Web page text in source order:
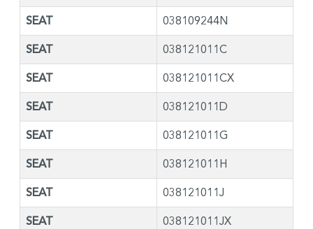
SEAT 038109244N
SEAT 038121011C
SEAT 038121011CX
SEAT 038121011D
SEAT 038121011G
SEAT 038121011H
SEAT 038121011J
SEAT 038121011JX